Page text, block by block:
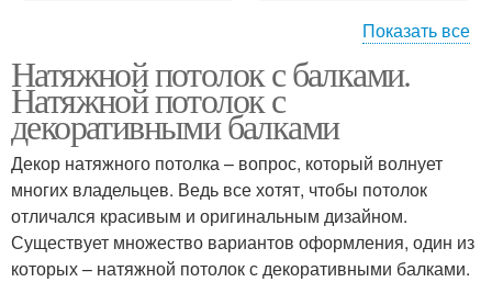
Потолок с деревянными
балками
Несущая балка
Балка в интерьере Ригель на потолке
Показать все
Натяжной потолок с балками.
Натяжной потолок с
декоративными балками
Декор натяжного потолка – вопрос, который волнует
многих владельцев. Ведь все хотят, чтобы потолок
отличался красивым и оригинальным дизайном.
Существует множество вариантов оформления, один из
которых – натяжной потолок с декоративными балками.